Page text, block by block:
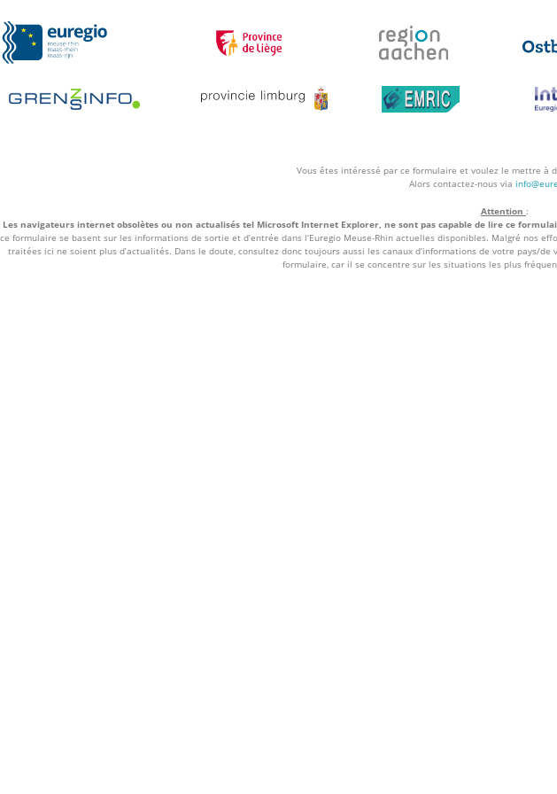
Vous êtes intéressé par ce formulaire et voulez le mettre à
Alors contactez-nous via
Attention :
Les navigateurs internet obsolètes ou non actualisés tel Microsoft Internet Explorer, ne sont pas capable de lire ce
ce formulaire se basent sur les informations de sortie et d’entrée dans l‘Euregio Meuse-Rhin actuelles disponibles. Malgré nos
traitées ici ne soient plus d’actualités. Dans le doute, consultez donc toujours aussi les canaux d’informations de votre pays/
formulaire, car il se concentre sur les situations les plus